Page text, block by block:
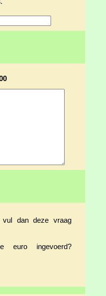
.
vul dan deze vraag
ingevoerd?